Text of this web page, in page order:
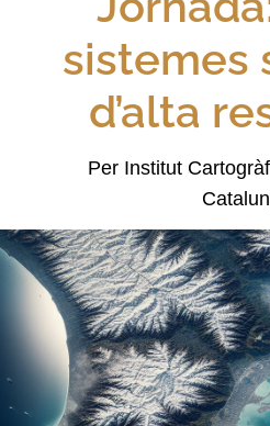
sistemes
d’alta
Per Institut